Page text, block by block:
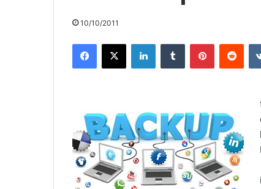
10/10/2011
Facebook
X LinkedInTumblr Pinterest